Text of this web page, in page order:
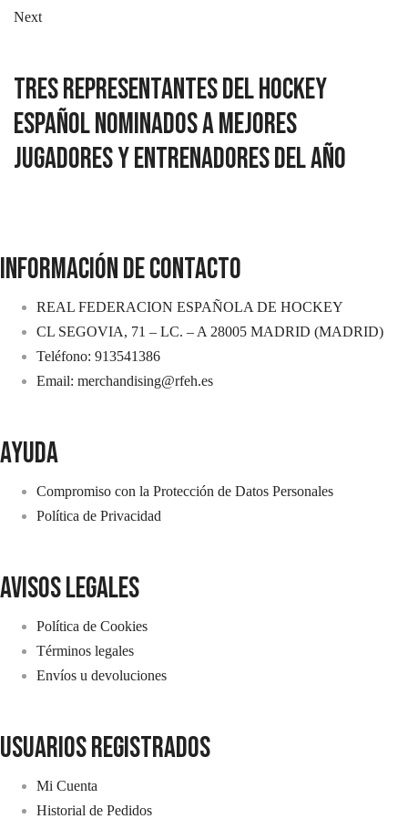
Next
TRES REPRESENTANTES DEL HOCKEY
ESPAÑOL NOMINADOS A MEJORES
JUGADORES Y ENTRENADORES DEL AÑO
INFORMACIÓN DE CONTACTO
REAL FEDERACION ESPAÑOLA DE HOCKEY
CL SEGOVIA, 71 – LC. – A 28005 MADRID (MADRID)
Teléfono: 913541386
Email: merchandising@rfeh.es
AYUDA
Compromiso con la Protección de Datos Personales
Política de Privacidad
avisos legales
Política de Cookies
Términos legales
Envíos u devoluciones
usuarios registrados
Mi Cuenta
Historial de Pedidos